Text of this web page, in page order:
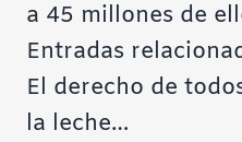
a 45 millones de
Entradas
El derecho de
la leche…